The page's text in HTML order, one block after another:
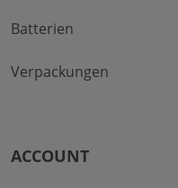
Batterien
Verpackungen
ACCOUNT